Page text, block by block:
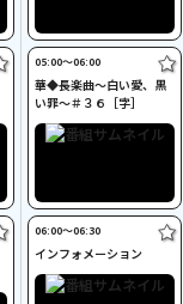
05:00〜06:00
華◆長楽曲～白い愛、黒
い罪～＃３６［字］
06:00〜06:30
インフォメーション